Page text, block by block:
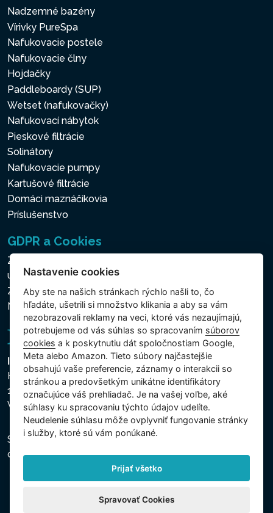
Nadzemné bazény
Vírivky PureSpa
Nafukovacie postele
Nafukovacie člny
Hojdačky
Paddleboardy (SUP)
Wetset (nafukovačky)
Nafukovací nábytok
Pieskové filtrácie
Solinátory
Nafukovacie pumpy
Kartušové filtrácie
Domáci maznáčikovia
Príslušenstvo
GDPR a Cookies
Zásady ochrany osobných a ďalších spracovávaných
údajov
Zásady používania súborov cookies
Nastavenie cookies
Intex Trading, s.r.o.
Hradecká 2526/3
130 00 Praha 3
Vinohrady - Česká republika
Spoločnosť je zapísaná na Mestskom súde v Prahe,
oddiel C, vložka 74759, IČO 26150808, DIČ CZ26150808.
Nastavenie cookies
Aby ste na našich stránkach rýchlo našli to, čo
hľadáte, ušetrili si množstvo klikania a aby sa vám
nezobrazovali reklamy na veci, ktoré vás nezaujímajú,
potrebujeme od vás súhlas so spracovaním súborov
cookies a k poskytnutiu dát spoločnostiam Google,
Meta alebo Amazon. Tieto súbory najčastejšie
obsahujú vaše preferencie, záznamy o interakcii so
stránkou a predovšetkým unikátne identifikátory
označujúce váš prehliadač. Je na vašej voľbe, aké
súhlasy ku spracovaniu týchto údajov udelíte.
Neudelenie súhlasu mȏže ovplyvniť fungovanie stránky
i služby, ktoré sú vám ponúkané.
Prijať všetko
Spravovať Cookies